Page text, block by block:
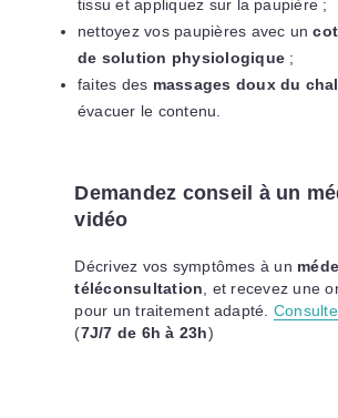
tissu et appliquez sur la paupière ;
nettoyez vos paupières avec un
de solution physiologique ;
faites des massages doux du
évacuer le contenu.
Demandez conseil à un
vidéo
Décrivez vos symptômes à un
téléconsultation, et recevez une
pour un traitement adapté.
(7J/7 de 6h à 23h)